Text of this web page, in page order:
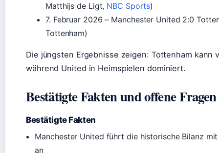
Matthijs de Ligt, NBC Sports)
7. Februar 2026 – Manchester United 2:0
Tottenham)
Die jüngsten Ergebnisse zeigen: Tottenham kann
während United in Heimspielen dominiert.
Bestätigte Fakten und offene Fragen
Bestätigte Fakten
Manchester United führt die historische Bilanz
an